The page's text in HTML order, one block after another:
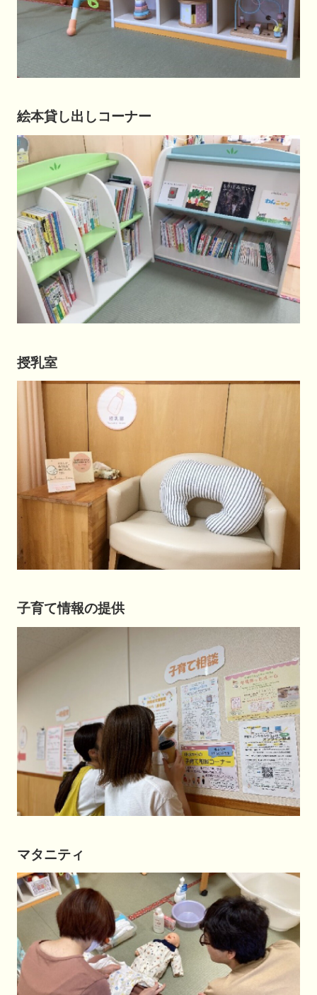
絵本貸し出しコーナー
授乳室
子育て情報の提供
マタニティ